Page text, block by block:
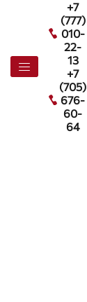
+7
(777)
010-
22-
13
+7
(705)
676-
60-
64